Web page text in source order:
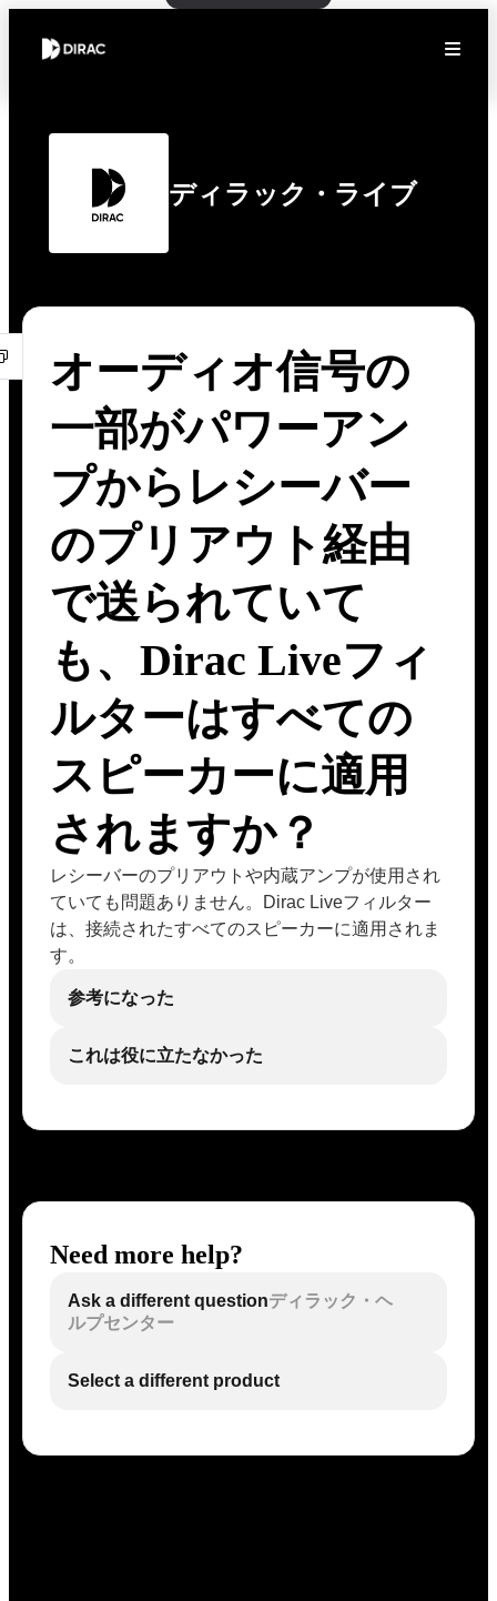
ディラック・ライブ
オーディオ信号の
一部がパワーアン
プからレシーバー
のプリアウト経由
で送られていて
も、Dirac Liveフィ
ルターはすべての
スピーカーに適用
されますか？
レシーバーのプリアウトや内蔵アンプが使用され
ていても問題ありません。Dirac Liveフィルター
は、接続されたすべてのスピーカーに適用されま
す。
参考になった
これは役に立たなかった
Need more help?
Ask a different questionディラック・ヘ
ルプセンター
Select a different product